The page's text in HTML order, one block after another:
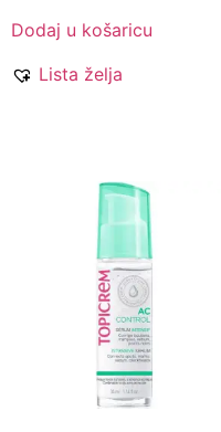
Dodaj u košaricu
Lista želja